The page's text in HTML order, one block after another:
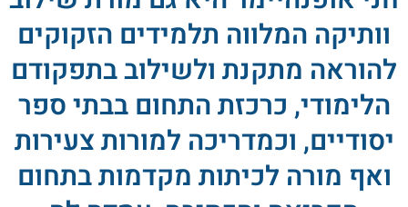
וותיקה המלווה תלמידים הזקוקים
להוראה מתקנת ולשילוב בתפקודם
הלימודי, כרכזת התחום בבתי ספר
יסודיים, וכמדריכה למורות צעירות
ואף מורה לכיתות מקדמות בתחום